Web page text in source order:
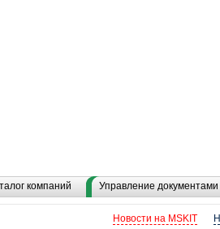
компаний Управление документами
Новости на MSKIT